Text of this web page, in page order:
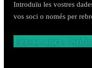
Introduïu les vostres
vos soci o només per
Fer-se soci /